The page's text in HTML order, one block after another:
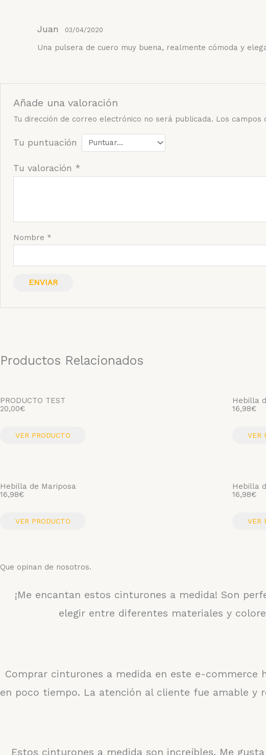
Juan 03/04/2020
Una pulsera de cuero muy buena, realmente cómoda y
Añade una valoración
Tu dirección de correo electrónico no será publicada. Los campos
Tu puntuación
Tu valoración *
Nombre *
Productos Relacionados
PRODUCTO TEST
20,00€
VER PRODUCTO
Hebilla
16,98€
VER
Hebilla de Mariposa
16,98€
VER PRODUCTO
Hebilla
16,98€
VER
Que opinan de nosotros.
¡Me encantan estos cinturones a medida! Son
elegir entre diferentes materiales y
Comprar cinturones a medida en este e-commerce
en poco tiempo. La atención al cliente fue amable y
Estos cinturones a medida son increíbles. Me